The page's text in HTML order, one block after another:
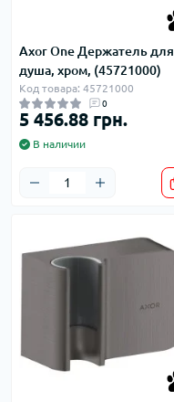
Axor One Держатель для
душа, хром, (45721000)
Код товара: 45721000
0
5 456.88 грн.
В наличии